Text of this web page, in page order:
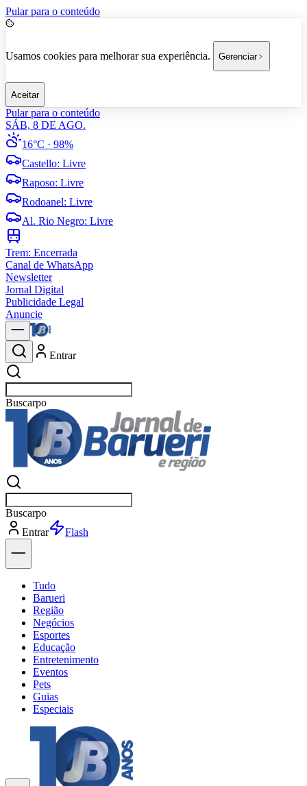
Pular para o conteúdo
Usamos cookies para melhorar sua experiência. Gerenciar
Aceitar
Pular para o conteúdo
SÁB, 8 DE AGO.
16°C · 98%
Castello: Livre
Raposo: Livre
Rodoanel: Livre
Al. Rio Negro: Livre
Trem: Encerrada
Canal de WhatsApp
Newsletter
Jornal Digital
Publicidade Legal
Anuncie
Entrar
Buscarnot
Buscarnot
Entrar
Explorar
Tudo
Barueri
Região
Negócios
Esportes
Educação
Entretenimento
Eventos
Pets
Guias
Especiais
Explore Tudo
Últimas Notícias
Previsão do Tempo
Trânsito e Rotas